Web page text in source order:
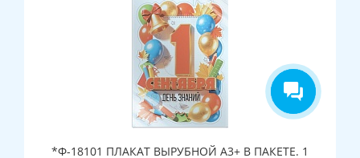
*Ф-18101 ПЛАКАТ ВЫРУБНОЙ А3+ В ПАКЕТЕ. 1